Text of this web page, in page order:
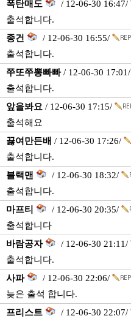
폭탄매도
/ 12-06-30 16:47/
출석합니다.
종건
/ 12-06-30 16:55/
출석합니다.
쭈또쭈뽕빠빠/ 12-06-30 17:01/
출석합니다.
앞을봐요 / 12-06-30 17:15/
출석해요
끓여만든배 / 12-06-30 17:26/
출석합니다.
블랙맨
/ 12-06-30 18:32/
출석합니다.
마프티
/ 12-06-30 20:35/
출석합니다
바람공자
/ 12-06-30 21:11/
출석합니다.
사파
/ 12-06-30 22:06/
늦은 출석 합니다.
프리스트
/ 12-06-30 22:07/